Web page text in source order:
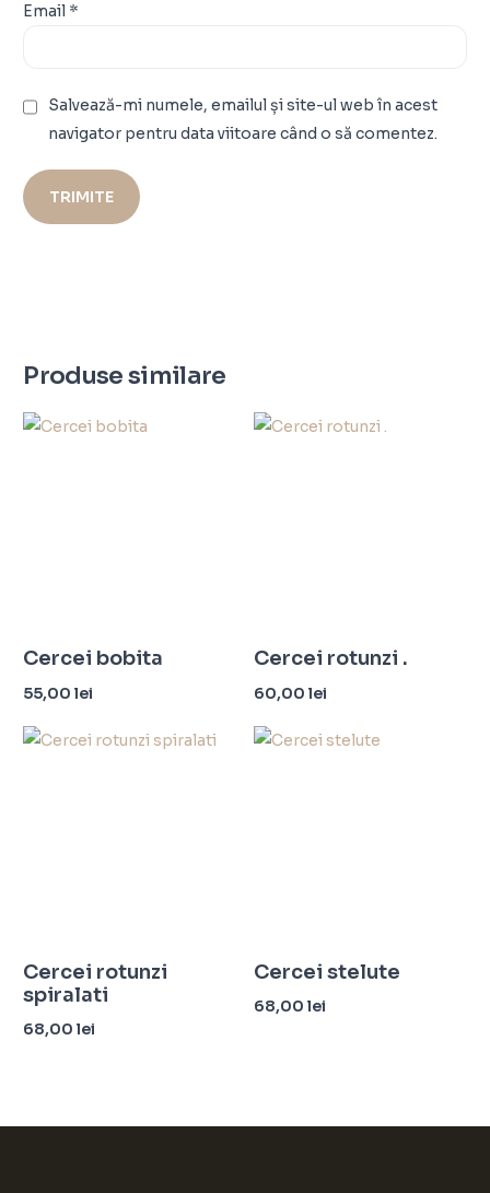
Email *
Salvează-mi numele, emailul și site-ul web în acest
navigator pentru data viitoare când o să comentez.
Produse similare
Cercei bobita
55,00lei
Adaugă în coș
Cercei rotunzi .
60,00 lei
Adaugă în coș
Cercei rotunzi
spiralati
68,00lei
Cercei stelute
68,00 lei